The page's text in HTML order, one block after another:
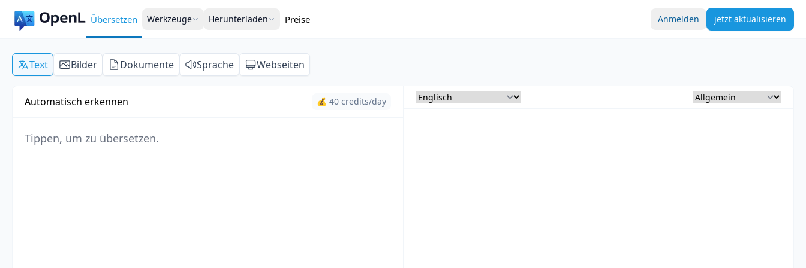
Übersetzen Werkzeuge Herunterladen Preise Anmelden jetzt aktualisieren
Text Bilder Dokumente Sprache Webseiten
Automatisch erkennen 💰 40 credits/day